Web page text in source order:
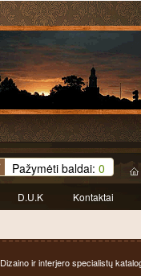
Pažymėti baldai: 0
D.U.K Kontaktai
Dizaino ir interjero specialistų